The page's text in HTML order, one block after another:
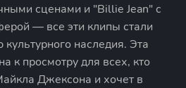
сценами и "Billie Jean" с
— все эти клипы стали
наследия. Эта
к просмотру для всех, кто
Джексона и хочет в